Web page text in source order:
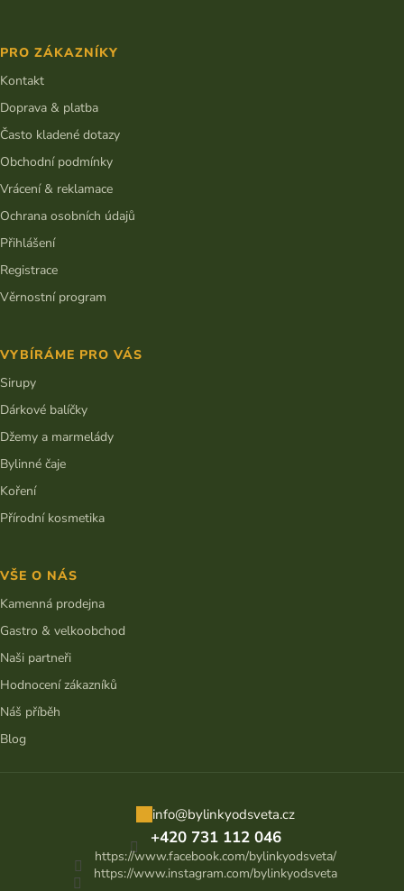
a
t
í
info@bylinkyodsveta.cz
+420 731 112 046
https://www.facebook.com/bylinkyodsveta/
https://www.instagram.com/bylinkyodsveta
PRO ZÁKAZNÍKY
Kontakt
Doprava & platba
Často kladené dotazy
Obchodní podmínky
Vrácení & reklamace
Ochrana osobních údajů
Přihlášení
Registrace
Věrnostní program
VYBÍRÁME PRO VÁS
Sirupy
Dárkové balíčky
Džemy a marmelády
Bylinné čaje
Koření
Přírodní kosmetika
VŠE O NÁS
Kamenná prodejna
Gastro & velkoobchod
Naši partneři
Hodnocení zákazníků
Náš příběh
Blog